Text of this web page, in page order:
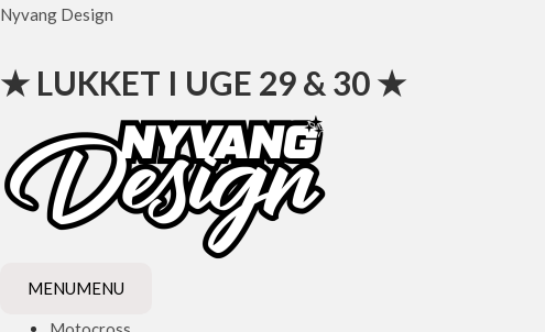
Gå
indholdet
Nyvang Design
★ LUKKET I UGE 29 & 30 ★
MENUMENU